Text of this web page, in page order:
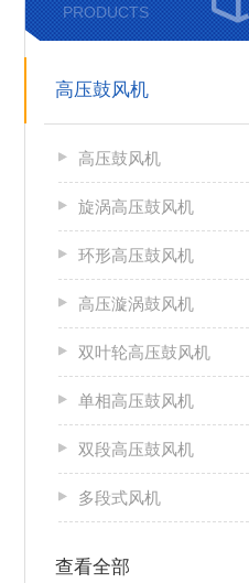
PRODUCTS
高压鼓风机
高压鼓风机
旋涡高压鼓风机
环形高压鼓风机
高压漩涡鼓风机
双叶轮高压鼓风机
单相高压鼓风机
双段高压鼓风机
多段式风机
查看全部